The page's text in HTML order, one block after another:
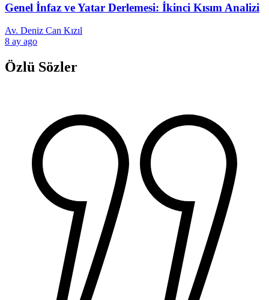
Genel İnfaz ve Yatar Derlemesi: İkinci Kısım Analizi
Av. Deniz Can Kızıl
8 ay ago
Özlü Sözler